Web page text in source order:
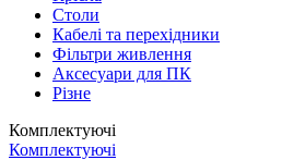
Столи
Кабелі та перехідники
Фільтри живлення
Аксесуари для ПК
Різне
Комплектуючі
Комплектуючі